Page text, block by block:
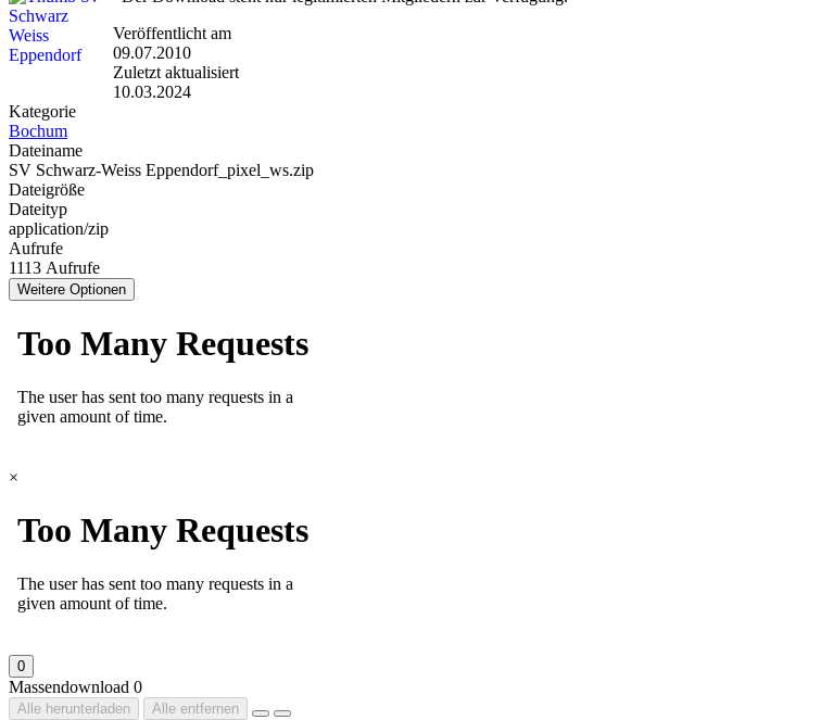
Veröffentlicht am
09.07.2010
Zuletzt aktualisiert
10.03.2024
Kategorie
Bochum
Dateiname
SV Schwarz-Weiss Eppendorf_pixel_ws.zip
Dateigröße
Dateityp
application/zip
Aufrufe
1113 Aufrufe
Weitere Optionen
×
0
Massendownload 0
Alle herunterladen Alle entfernen